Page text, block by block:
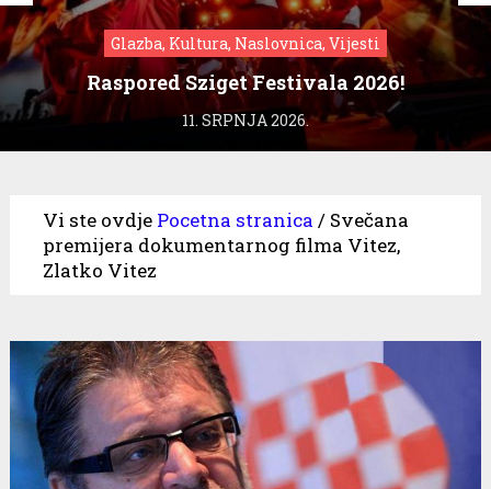
Glazba, Kultura, Naslovnica, Vijesti
Raspored Sziget Festivala 2026!
11. SRPNJA 2026.
Vi ste ovdje Pocetna stranica / Svečana
premijera dokumentarnog filma Vitez,
Zlatko Vitez